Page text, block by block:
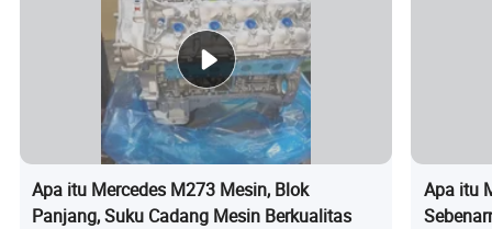
Apa itu Mercedes M273 Mesin, Blok
Panjang, Suku Cadang Mesin Berkualitas
Apa itu